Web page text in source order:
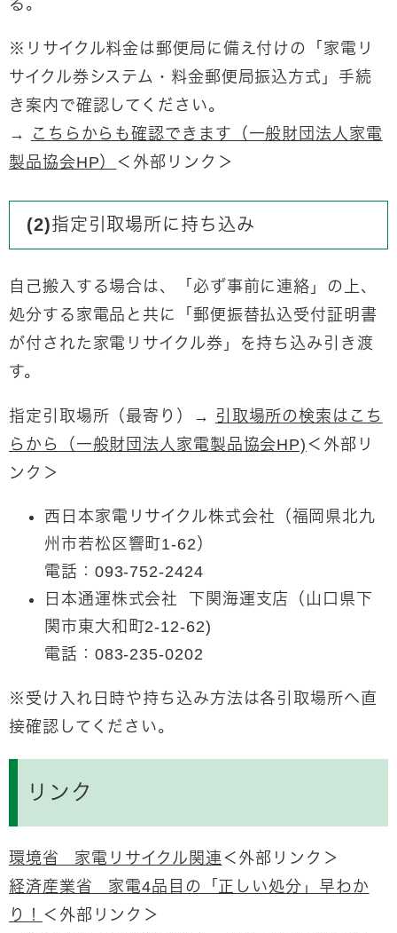
る。
※リサイクル料金は郵便局に備え付けの「家電リ
サイクル券システム・料金郵便局振込方式」手続
き案内で確認してください。
→
こちらからも確認できます（一般財団法人家電
製品協会HP） ＜外部リンク＞
(2)指定引取場所に持ち込み
自己搬入する場合は、「必ず事前に連絡」の上、
処分する家電品と共に「郵便振替払込受付証明書
が付された家電リサイクル券」を持ち込み引き渡
す。
指定引取場所（最寄り） → 引取場所の検索はこち
らから（一般財団法人家電製品協会HP)​ ＜外部リ
ンク＞
西日本家電リサイクル株式会社 （福岡県北九
州市若松区響町1-62）
電話：093-752-2424
日本通運株式会社 下関海運支店
（山口県下
関市東大和町2-12-62)
電話：083-235-0202
※受け入れ日時や持ち込み方法は各引取場所へ直
接確認してください。
リンク
環境省 家電リサイクル関連 ＜外部リンク＞
経済産業省 家電4品目の「正しい処分」早わか
り！ ＜外部リンク＞